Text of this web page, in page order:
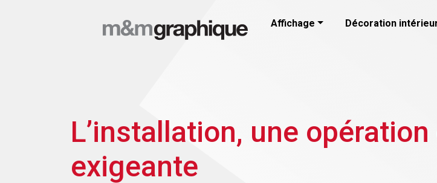
Affichage Décoration
L’installation, une
exigeante